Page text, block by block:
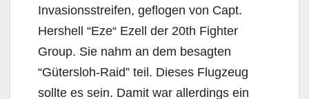
Invasionsstreifen, geflogen von Capt.
Hershell “Eze“ Ezell der 20th Fighter
Group. Sie nahm an dem besagten
“Gütersloh-Raid” teil. Dieses Flugzeug
sollte es sein. Damit war allerdings ein